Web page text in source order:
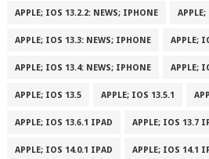
APPLE; IOS 13.2.2: NEWS; IPHONE
APPLE; IOS 13.3: NEWS; IPHONE APPLE;
APPLE; IOS 13.4: NEWS; IPHONE APPLE;
APPLE; IOS 13.5 APPLE; IOS 13.5.1
APPLE; IOS 13.6.1 IPAD APPLE; IOS 13.7
APPLE; IOS 14.0.1 IPAD APPLE; IOS 14.1